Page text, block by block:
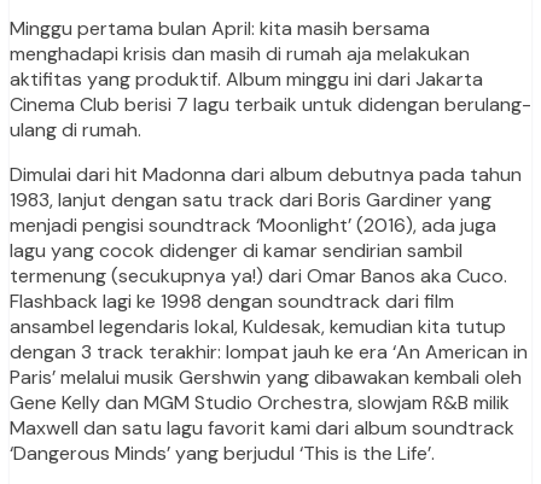
Minggu pertama bulan April: kita masih bersama
menghadapi krisis dan masih di rumah aja melakukan
aktifitas yang produktif. Album minggu ini dari Jakarta
Cinema Club berisi 7 lagu terbaik untuk didengan berulang-
ulang di rumah.
Dimulai dari hit Madonna dari album debutnya pada tahun
1983, lanjut dengan satu track dari Boris Gardiner yang
menjadi pengisi soundtrack ‘Moonlight’ (2016), ada juga
lagu yang cocok didenger di kamar sendirian sambil
termenung (secukupnya ya!) dari Omar Banos aka Cuco.
Flashback lagi ke 1998 dengan soundtrack dari film
ansambel legendaris lokal, Kuldesak, kemudian kita tutup
dengan 3 track terakhir: lompat jauh ke era ‘An American in
Paris’ melalui musik Gershwin yang dibawakan kembali oleh
Gene Kelly dan MGM Studio Orchestra, slowjam R&B milik
Maxwell dan satu lagu favorit kami dari album soundtrack
‘Dangerous Minds’ yang berjudul ‘This is the Life’.